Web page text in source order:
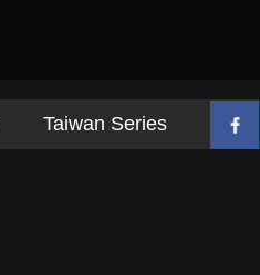
Taiwan Series